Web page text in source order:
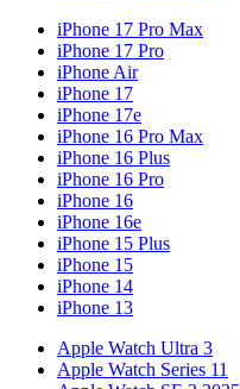
iPhone 17 Pro Max
iPhone 17 Pro
iPhone Air
iPhone 17
iPhone 17e
iPhone 16 Pro Max
iPhone 16 Plus
iPhone 16 Pro
iPhone 16
iPhone 16e
iPhone 15 Plus
iPhone 15
iPhone 14
iPhone 13
Apple Watch Ultra 3
Apple Watch Series 11